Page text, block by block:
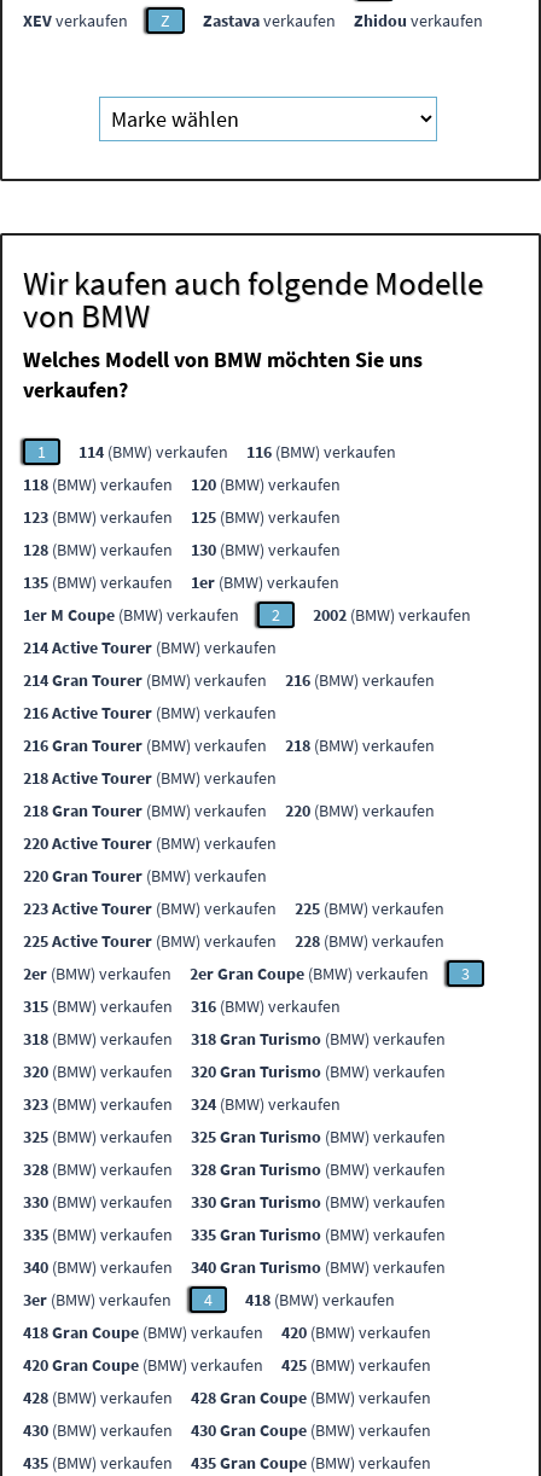
XEVverkaufen Z Zastavaverkaufen Zhidou verkaufen
Wir kaufen auch folgende Modelle
von BMW
Welches Modell von BMW möchten Sie uns
verkaufen?
1 114 (BMW) verkaufen 116 (BMW) verkaufen
118 (BMW) verkaufen 120 (BMW) verkaufen
123 (BMW) verkaufen 125 (BMW) verkaufen
128 (BMW) verkaufen 130 (BMW) verkaufen
135 (BMW) verkaufen 1er (BMW) verkaufen
1er M Coupe (BMW) verkaufen 2 2002 (BMW) verkaufen
214 Active Tourer (BMW) verkaufen
214 Gran Tourer (BMW) verkaufen 216 (BMW) verkaufen
216 Active Tourer (BMW) verkaufen
216 Gran Tourer (BMW) verkaufen 218 (BMW) verkaufen
218 Active Tourer (BMW) verkaufen
218 Gran Tourer (BMW) verkaufen 220 (BMW) verkaufen
220 Active Tourer (BMW) verkaufen
220 Gran Tourer (BMW) verkaufen
223 Active Tourer (BMW) verkaufen 225 (BMW) verkaufen
225 Active Tourer (BMW) verkaufen 228 (BMW) verkaufen
2er (BMW) verkaufen 2er Gran Coupe (BMW) verkaufen
3
315 (BMW) verkaufen 316 (BMW) verkaufen
318 (BMW) verkaufen 318 Gran Turismo (BMW) verkaufen
320 (BMW) verkaufen 320 Gran Turismo (BMW) verkaufen
323 (BMW) verkaufen 324 (BMW) verkaufen
325 (BMW) verkaufen 325 Gran Turismo (BMW) verkaufen
328 (BMW) verkaufen 328 Gran Turismo (BMW) verkaufen
330 (BMW) verkaufen 330 Gran Turismo (BMW) verkaufen
335 (BMW) verkaufen 335 Gran Turismo (BMW) verkaufen
340 (BMW) verkaufen 340 Gran Turismo (BMW) verkaufen
3er (BMW) verkaufen 4 418 (BMW) verkaufen
418 Gran Coupe (BMW) verkaufen 420 (BMW) verkaufen
420 Gran Coupe (BMW) verkaufen 425 (BMW) verkaufen
428 (BMW) verkaufen 428 Gran Coupe (BMW) verkaufen
430 (BMW) verkaufen 430 Gran Coupe (BMW) verkaufen
435 (BMW) verkaufen 435 Gran Coupe (BMW) verkaufen